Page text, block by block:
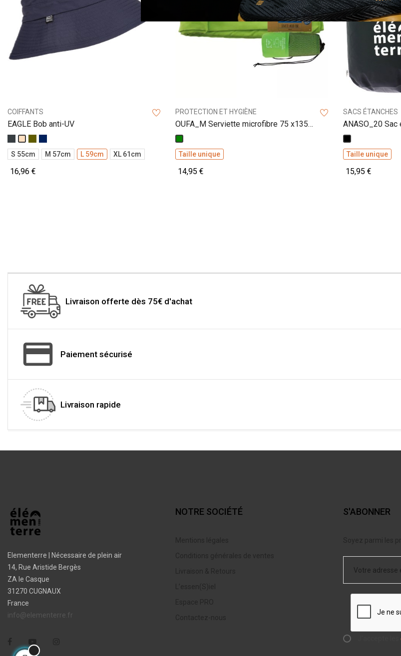
COIFFANTS
EAGLE Bob anti-UV
Anthracite
Beige
S 55cm M 57cm L 59cm XL 61cm
16,96 €
PROTECTION ET HYGIÈNE
OUFA_M Serviette microfibre 75 x135
cm
Taille unique
14,95 €
SACS ÉTANCHES
ANASO_20
Taille unique
15,95 €
Livraison offerte dès 75€ d'achat
Paiement sécurisé
Livraison rapide
Elementerre | Nécessaire de plein air
14, Rue Aristide Bergès
ZA le Casque
31270 CUGNAUX
France
info@elementerre.fr
NOTRE SOCIÉTÉ S'ABONNER